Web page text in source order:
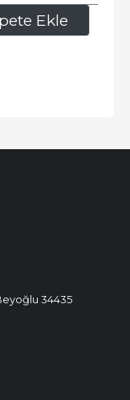
Ekle
281,20
34435